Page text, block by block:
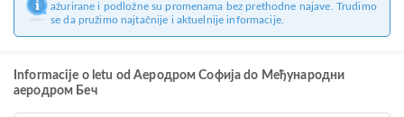
ažurirane i podložne su promenama bez prethodne najave. Trudimo
se da pružimo najtačnije i aktuelnije informacije.
Informacije o letu od Аеродром Софија do Међународни
аеродром Беч